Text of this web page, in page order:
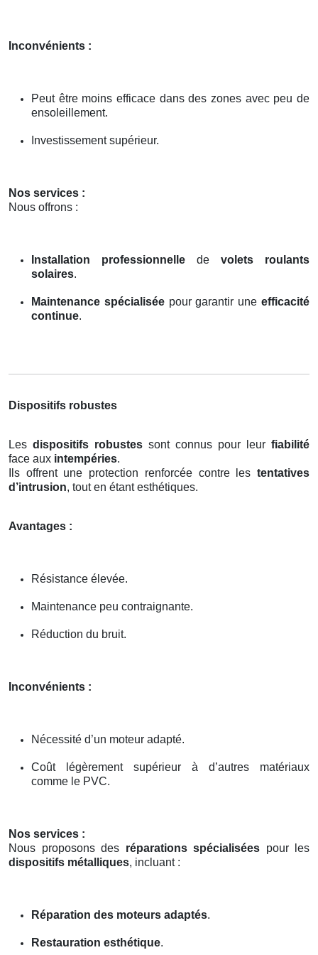
Inconvénients :
Peut être moins efficace dans des zones avec peu de
ensoleillement.
Investissement supérieur.
Nos services :
Nous offrons :
Installation professionnelle de volets roulants
solaires.
Maintenance spécialiséepour garantir uneefficacité
continue.
Dispositifs robustes
Les dispositifs robustes sont connus pour leur fiabilité
face aux intempéries.
Ils offrent une protection renforcée contre les tentatives
d’intrusion, tout en étant esthétiques.
Avantages :
Résistance élevée.
Maintenance peu contraignante.
Réduction du bruit.
Inconvénients :
Nécessité d’un moteur adapté.
Coût légèrement supérieur à d’autres matériaux
comme le PVC.
Nos services :
Nous proposons des réparations spécialisées pour les
dispositifs métalliques, incluant :
Réparation des moteurs adaptés.
Restauration esthétique.